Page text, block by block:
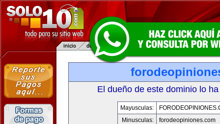
El dueño de este dominio lo
Mayusculas:
Minusculas:
forodeopiniones.com